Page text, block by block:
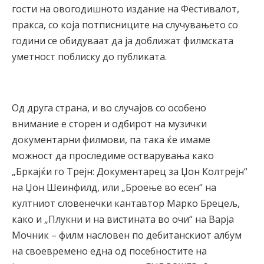
гости на овогодишното издание на Фестивалот,
пракса, со која потписниците на случувањето со
години се обидуваат да ја доближат филмската
уметност поблиску до публиката.
Од друга страна, и во случајов со особено
внимание е сторен и одбирот на музички
документарни филмови, па така ќе имаме
можност да проследиме остварувања како
„Бркајќи го Трејн: Документарец за Џон Колтрејн“
на Џон Шеинфилд, или „Броење во есен“ на
култниот словенечки кантавтор Марко Брецељ,
како и „Плукни и на вистината во очи“ на Варја
Мочник – филм насловен по дебитанскиот албум
на своевремено една од посебностите на